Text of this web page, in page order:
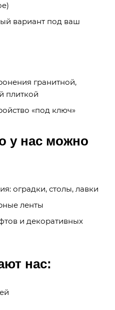
вариант под ваш
гранитной,
плиткой
«под ключ»
у нас можно
оградки, столы, лавки
ленты
и декоративных
нас: